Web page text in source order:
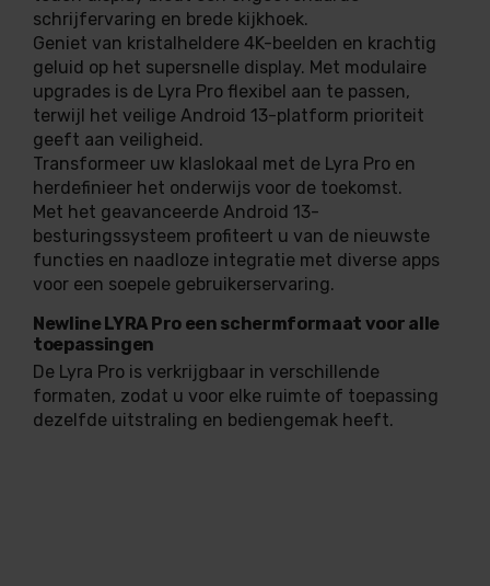
schrijfervaring en brede kijkhoek.
Geniet van kristalheldere 4K-beelden en krachtig
geluid op het supersnelle display. Met modulaire
upgrades is de Lyra Pro flexibel aan te passen,
terwijl het veilige Android 13-platform prioriteit
geeft aan veiligheid.
Transformeer uw klaslokaal met de Lyra Pro en
herdefinieer het onderwijs voor de toekomst.
Met het geavanceerde Android 13-
besturingssysteem profiteert u van de nieuwste
functies en naadloze integratie met diverse apps
voor een soepele gebruikerservaring.
Newline LYRA Pro een schermformaat voor alle
toepassingen
De Lyra Pro is verkrijgbaar in verschillende
formaten, zodat u voor elke ruimte of toepassing
dezelfde uitstraling en bediengemak heeft.